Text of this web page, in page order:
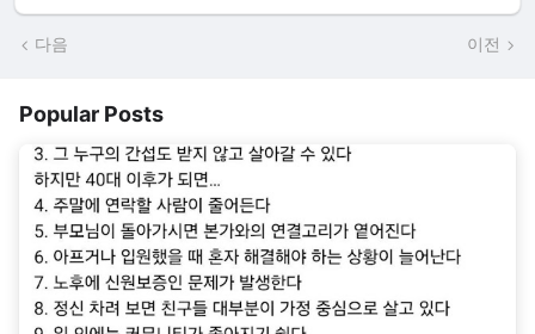
다음 이전
Popular Posts